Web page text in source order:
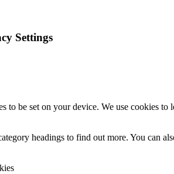
Settings
to be set on your device. We use cookies
headings to find out more. You can